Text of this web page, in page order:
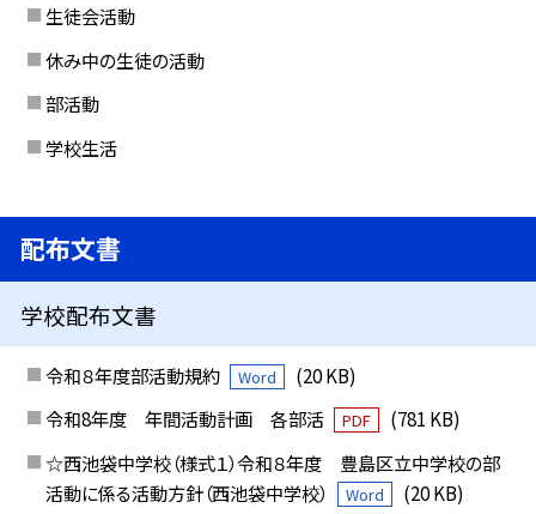
生徒会活動
休み中の生徒の活動
部活動
学校生活
配布文書
学校配布文書
令和８年度部活動規約 Word
(20 KB)
令和8年度 年間活動計画 各部活
PDF
(781 KB)
☆西池袋中学校（様式１）令和８年度 豊島区立中学校の部
活動に係る活動方針（西池袋中学校）
Word (20 KB)